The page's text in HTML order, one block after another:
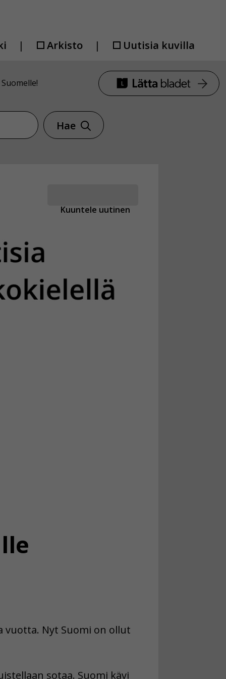
Arkisto Uutisia kuvilla
Hae
Kuuntele uutinen
vuotta. Nyt Suomi on ollut
sotaa. Suomi kävi